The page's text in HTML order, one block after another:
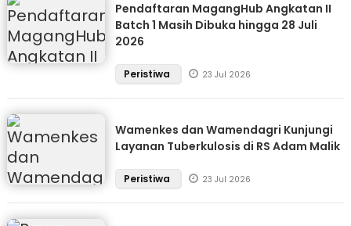
Pendaftaran MagangHub Angkatan II
Batch 1 Masih Dibuka hingga 28 Juli
2026
Peristiwa 23 Jul 2026
Wamenkes dan Wamendagri Kunjungi
Layanan Tuberkulosis di RS Adam Malik
Peristiwa 23 Jul 2026